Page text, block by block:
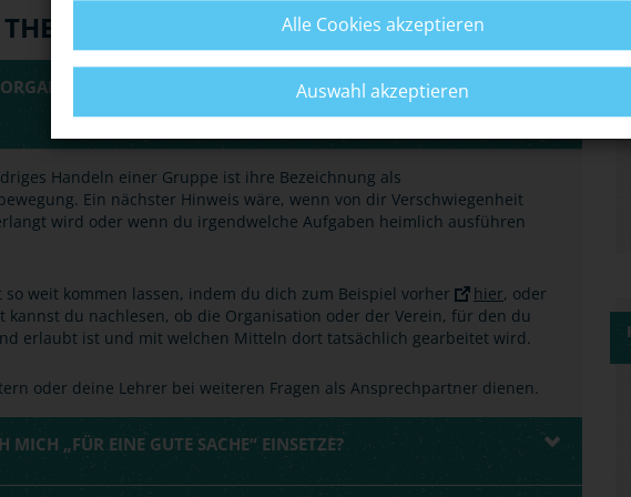
ODER EIN VEREIN MIT GESETZLICHEN MITTELN A
Handeln einer Gruppe ist ihre Bezeichnung als
Ein nächster Hinweis wäre, wenn von dir Verschwiegenheit
wird oder wenn du irgendwelche Aufgaben heimlich ausführen
weit kommen lassen, indem du dich zum Beispiel vorher hier, oder
du nachlesen, ob die Organisation oder der Verein, für den du
erlaubt ist und mit welchen Mitteln dort tatsächlich gearbeitet wird.
oder deine Lehrer bei weiteren Fragen als Ansprechpartner dienen.
„FÜR EINE GUTE SACHE“ EINSETZE?
Alle Cookies akzeptieren
Auswahl akzeptieren